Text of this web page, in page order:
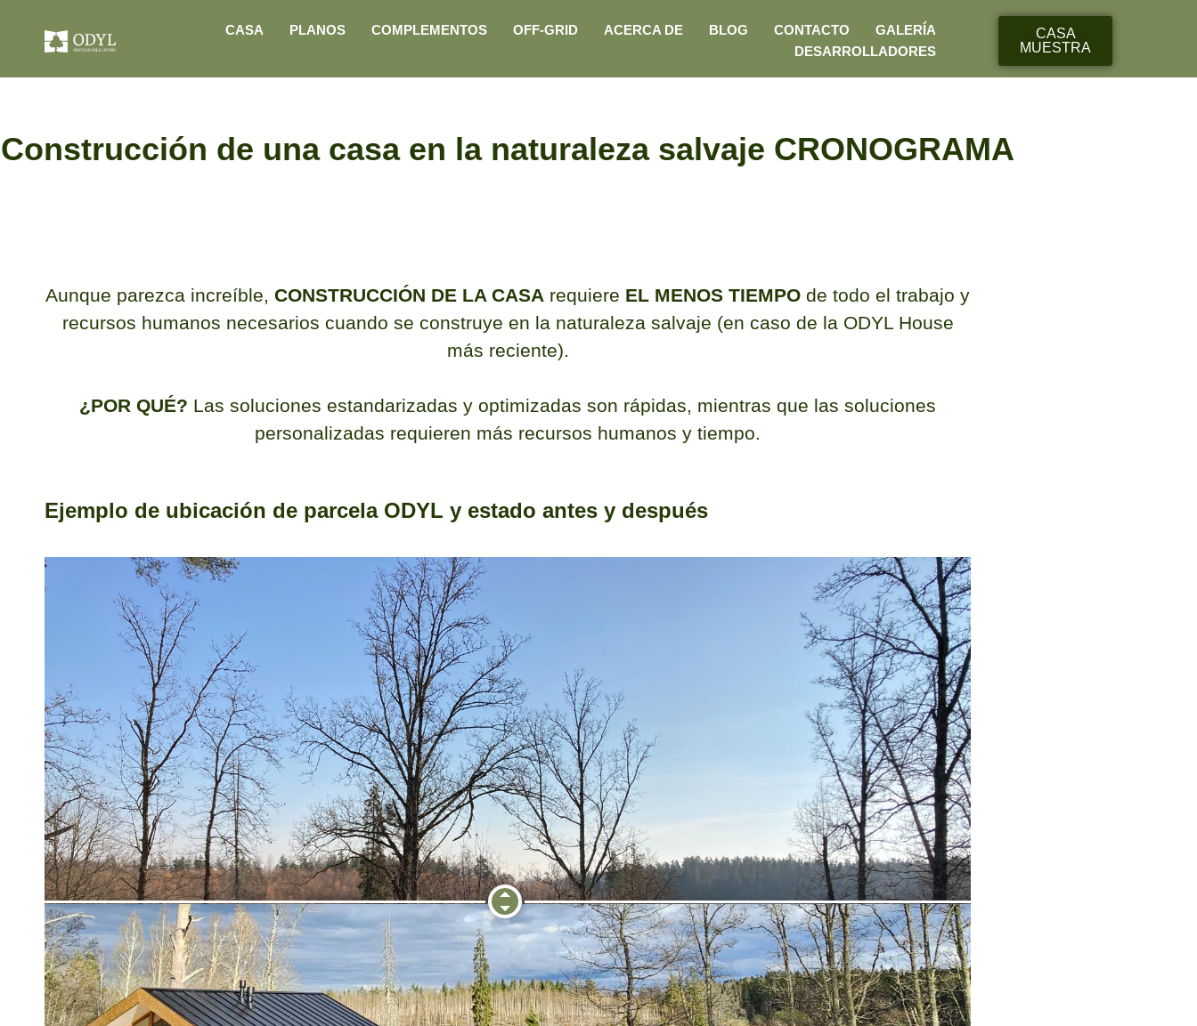
CASA PLANOS COMPLEMENTOS OFF-GRID ACERCA DE BLOG CONTACTO
GALERÍA
DESARROLLADORES
CASA
MUESTRA
Construcción de una casa en la naturaleza salvaje CRONOGRAMA
Aunque parezca increíble, CONSTRUCCIÓN DE LA CASA requiere EL MENOS TIEMPO de todo el trabajo y
recursos humanos necesarios cuando se construye en la naturaleza salvaje (en caso de la ODYL House
más reciente).
¿POR QUÉ? Las soluciones estandarizadas y optimizadas son rápidas, mientras que las soluciones
personalizadas requieren más recursos humanos y tiempo.
Ejemplo de ubicación de parcela ODYL y estado antes y después​